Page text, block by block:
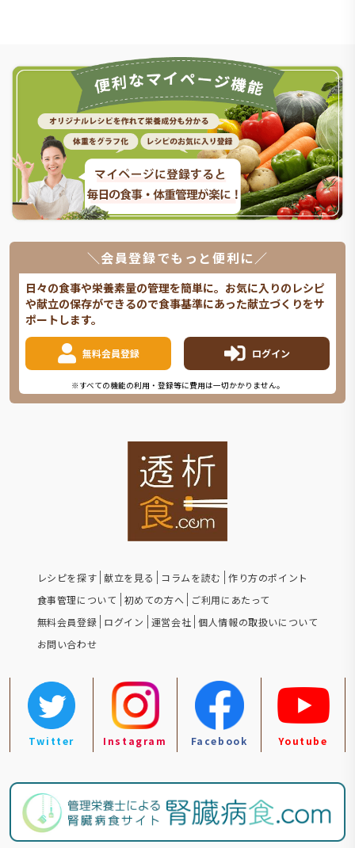
＼会員登録でもっと便利に／
日々の食事や栄養素量の管理を簡単に。お気に入りのレシピ
や献立の保存ができるので食事基準にあった献立づくりをサ
ポートします。
無料会員登録 ログイン
※すべての機能の利用・登録等に費用は一切かかりません。
レシピを探す 献立を見る コラムを読む
作り方のポイント
食事管理について
初めての方へ
ご利用にあたって
無料会員登録 ログイン 運営会社 個人情報の取扱いについて
お問い合わせ
Twitter Instagram Facebook Youtube